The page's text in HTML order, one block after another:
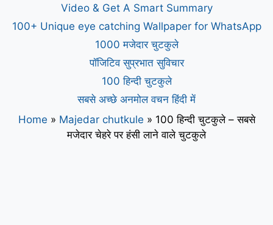
Video & Get A Smart Summary
100+ Unique eye catching Wallpaper for WhatsApp
1000 मजेदार चुटकुले
पॉजिटिव सुप्रभात सुविचार
100 हिन्दी चुटकुले
सबसे अच्छे अनमोल वचन हिंदी में
Home » Majedar chutkule » 100 हिन्दी चुटकुले – सबसे
मजेदार चेहरे पर हंसी लाने वाले चुटकुले